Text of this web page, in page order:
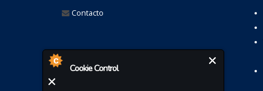
Cookie Control
Contacto